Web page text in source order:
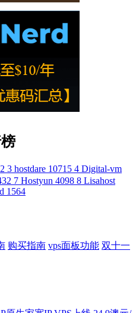
3 hostdare 10715 4 Digital-vm
7 Hostyun 4098 8 Lisahost
1564
购买指南 vps面板功能 双十一